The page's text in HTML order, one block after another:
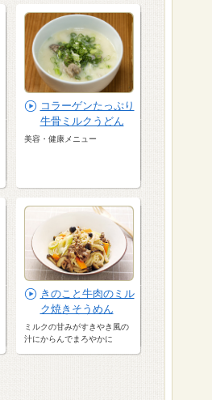
コラーゲンたっぷり
牛骨ミルクうどん
美容・健康メニュー
きのこと牛肉のミル
ク焼きそうめん
ミルクの甘みがすきやき風の
汁にからんでまろやかに